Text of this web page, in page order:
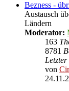
Bezness -
Austausch
Ländern
Moderator:
163
8781
von